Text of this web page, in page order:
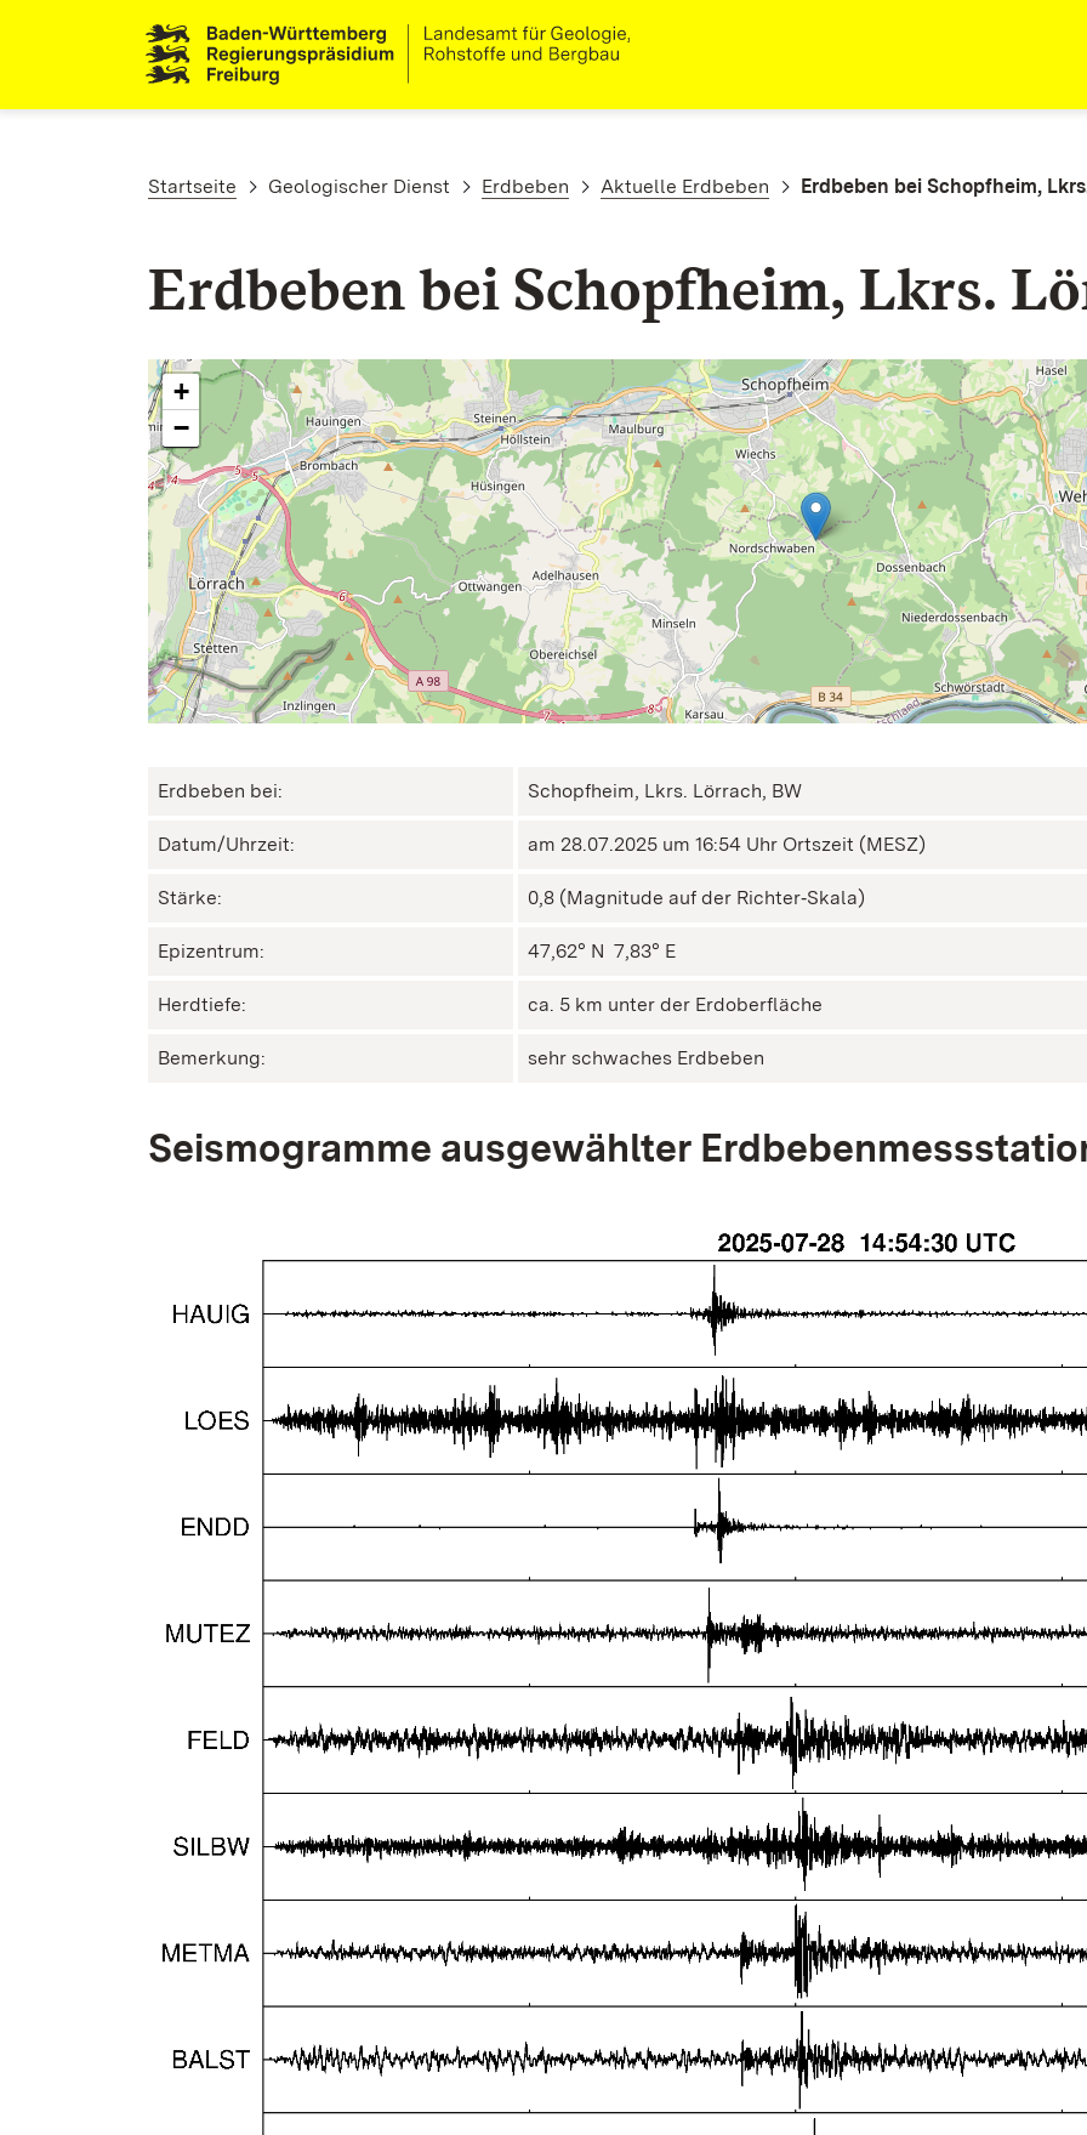
Pfadnavigation
Startseite Geologischer Dienst Erdbeben Aktuelle Erdbeben Erdbeben bei Schopfheim,
Erdbeben bei Schopfheim, Lkrs.
+
−
Erdbeben bei: Schopfheim, Lkrs. Lörrach, BW
Datum/Uhrzeit: am 28.07.2025 um 16:54 Uhr Ortszeit (MESZ)
Stärke: 0,8 (Magnitude auf der Richter‑Skala)
Epizentrum: 47,62° N ㅤ 7,83° E
Herdtiefe: ca. 5 km unter der Erdoberfläche
Bemerkung: sehr schwaches Erdbeben
Seismogramme ausgewählter